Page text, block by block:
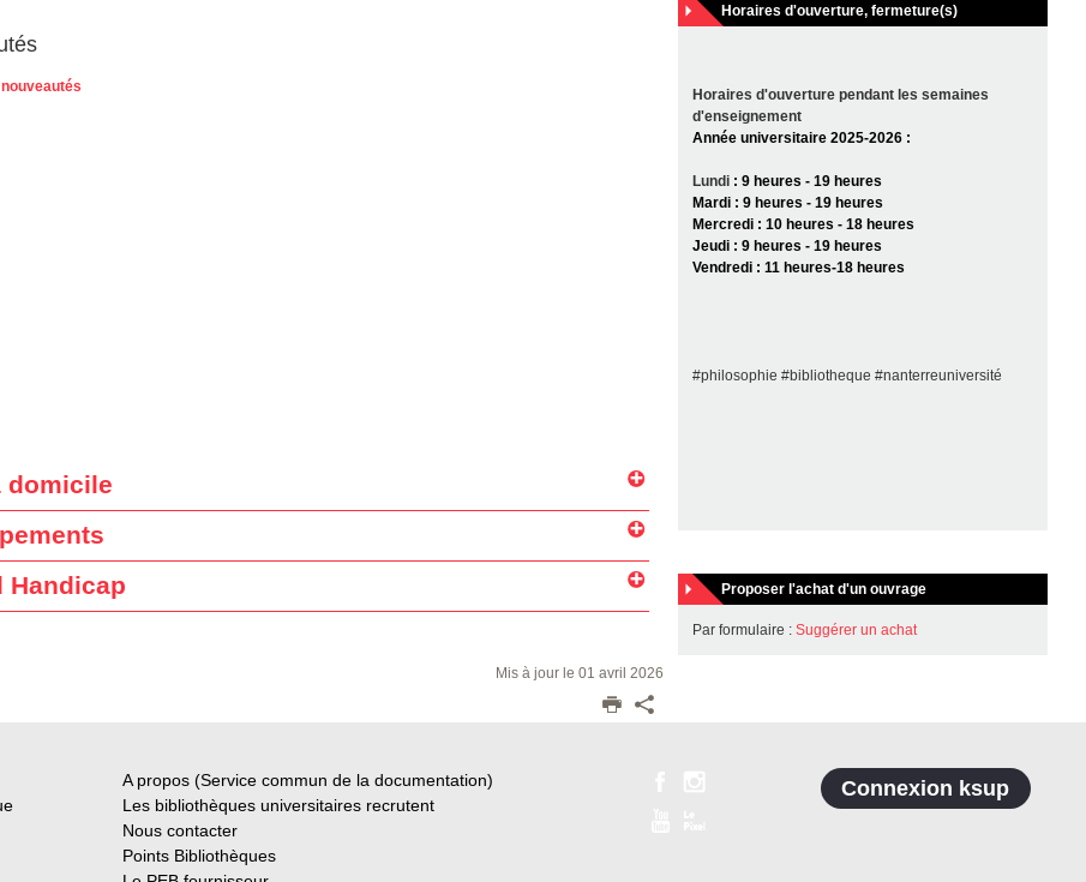
domicile
Handicap
Mis à jour le 01 avril 2026
Horaires d'ouverture, fermeture(s)
Horaires d'ouverture pendant les semaines
d'enseignement
Année universitaire 2025-2026 :
Lundi: 9 heures - 19 heures
Mardi : 9 heures - 19 heures
Mercredi : 10 heures - 18 heures
Jeudi : 9 heures - 19 heures
Vendredi : 11 heures-18 heures
#philosophie #bibliotheque #nanterreuniversité
Proposer l'achat d'un ouvrage
Par formulaire : Suggérer un achat
A propos (Service commun de la documentation)
Les bibliothèques universitaires recrutent
Nous contacter
Points Bibliothèques
Connexion ksup